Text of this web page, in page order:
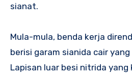
sianat.
Mula-mula, benda kerja
berisi garam sianida cair
Lapisan luar besi nitrida yang